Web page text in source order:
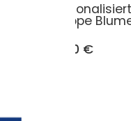
Mappe
17,90 €